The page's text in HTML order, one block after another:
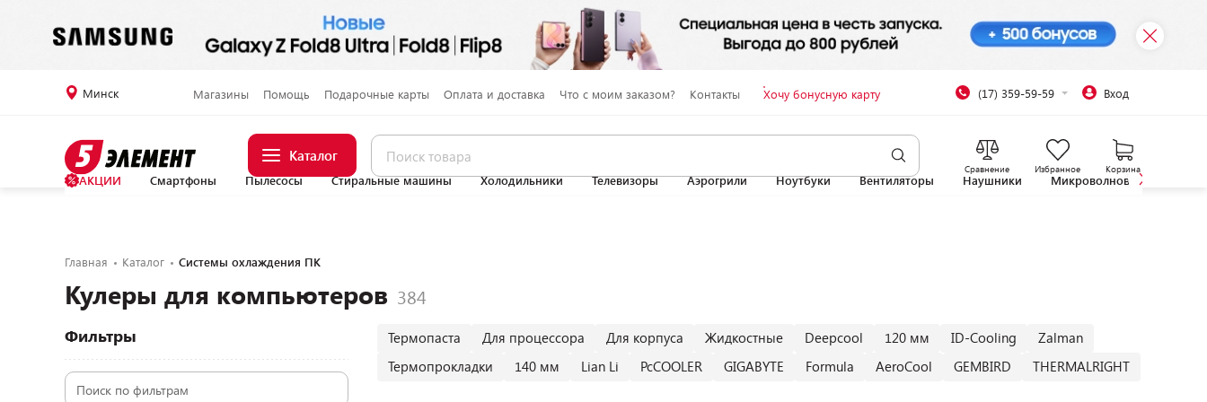
Минск Магазины Помощь Подарочные карты Оплата и доставка Что с моим заказом? Контакты Хочу бонусную карту (17) 359-59-59 Вход
Каталог
Сравнение Избранное Корзина
АКЦИИ Смартфоны Пылесосы Стиральные машины Холодильники Телевизоры Аэрогрили Ноутбуки Вентиляторы Наушники Микроволновые печи
Главная Каталог Системы охлаждения ПК
Кулеры для компьютеров
Фильтры Термопаста Для процессора Для корпуса Жидкостные Deepcool 120 мм ID-Cooling
Zalman
Термопрокладки
140 мм Lian Li PcCOOLER GIGABYTE Formula AeroCool GEMBIRD THERMALRIGHT